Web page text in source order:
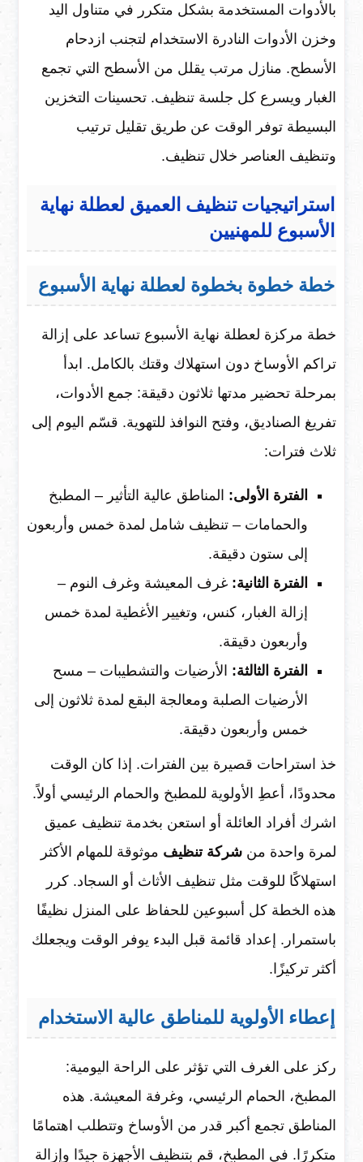
بالأدوات المستخدمة بشكل متكرر في متناول اليد
وخزن الأدوات النادرة الاستخدام لتجنب ازدحام
الأسطح. منازل مرتب يقلل من الأسطح التي تجمع
الغبار ويسرع كل جلسة تنظيف. تحسينات التخزين
البسيطة توفر الوقت عن طريق تقليل ترتيب
وتنظيف العناصر خلال تنظيف.
استراتيجيات تنظيف العميق لعطلة نهاية
الأسبوع للمهنيين
خطة خطوة بخطوة لعطلة نهاية الأسبوع
خطة مركزة لعطلة نهاية الأسبوع تساعد على إزالة
تراكم الأوساخ دون استهلاك وقتك بالكامل. ابدأ
بمرحلة تحضير مدتها ثلاثون دقيقة: جمع الأدوات،
تفريغ الصناديق، وفتح النوافذ للتهوية. قسّم اليوم إلى
ثلاث فترات:
الفترة الأولى: المناطق عالية التأثير – المطبخ
والحمامات – تنظيف شامل لمدة خمس وأربعون
إلى ستون دقيقة.
الفترة الثانية: غرف المعيشة وغرف النوم –
إزالة الغبار، كنس، وتغيير الأغطية لمدة خمس
وأربعون دقيقة.
الفترة الثالثة: الأرضيات والتشطيبات – مسح
الأرضيات الصلبة ومعالجة البقع لمدة ثلاثون إلى
خمس وأربعون دقيقة.
خذ استراحات قصيرة بين الفترات. إذا كان الوقت
محدودًا، أعطِ الأولوية للمطبخ والحمام الرئيسي أولاً.
اشرك أفراد العائلة أو استعن بخدمة تنظيف عميق
لمرة واحدة من شركة تنظيف موثوقة للمهام الأكثر
استهلاكًا للوقت مثل تنظيف الأثاث أو السجاد. كرر
هذه الخطة كل أسبوعين للحفاظ على المنزل نظيفًا
باستمرار. إعداد قائمة قبل البدء يوفر الوقت ويجعلك
أكثر تركيزًا.
إعطاء الأولوية للمناطق عالية الاستخدام
ركز على الغرف التي تؤثر على الراحة اليومية:
المطبخ، الحمام الرئيسي، وغرفة المعيشة. هذه
المناطق تجمع أكبر قدر من الأوساخ وتتطلب اهتمامًا
متكررًا. في المطبخ، قم بتنظيف الأجهزة جيدًا وإزالة